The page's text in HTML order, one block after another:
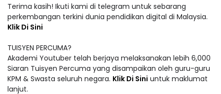
Terima kasih! Ikuti kami di telegram untuk sebarang
perkembangan terkini dunia pendidikan digital di Malaysia.
Klik Di Sini
TUISYEN PERCUMA?
Akademi Youtuber telah berjaya melaksanakan lebih 6,000
Siaran Tuisyen Percuma yang disampaikan oleh guru-guru
KPM & Swasta seluruh negara. Klik Di Sini untuk maklumat
lanjut.